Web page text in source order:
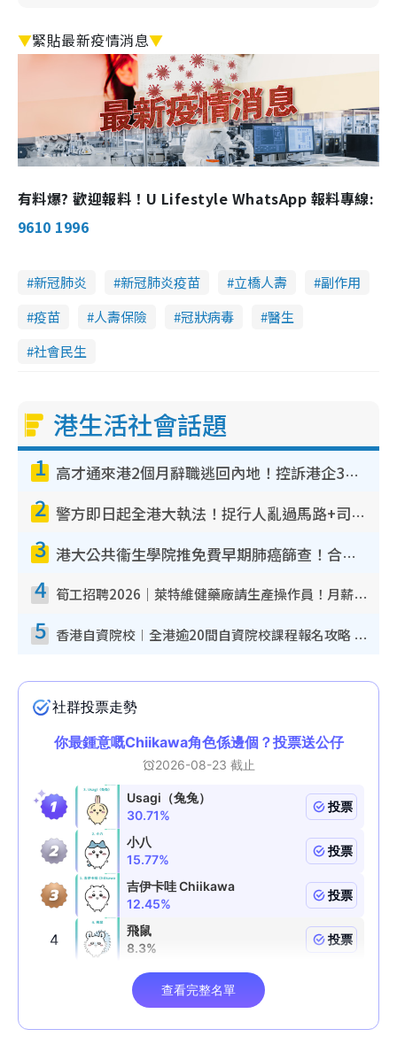
▼緊貼最新疫情消息▼
有料爆? 歡迎報料！U Lifestyle WhatsApp 報料專線:
9610 1996
新冠肺炎 新冠肺炎疫苗 立橋人壽
副作用
疫苗
人壽保險 冠狀病毒
醫生
社會民生
港生活社會話題
1 高才通來港2個月辭職逃回內地！控訴港企3宗罪 歎微管理極窒息
2 警方即日起全港大執法！捉行人亂過馬路+司機不專注駕駛！亂過馬路罰$2000
3 港大公共衞生學院推免費早期肺癌篩查！合資格人士將獲全額資助定期血液化驗／電腦斷層掃描／風險評估
4 筍工招聘2026｜萊特維健藥廠請生產操作員！月薪高達$1.7萬 冷氣廠房/五天工作/保證雙糧
5 香港自資院校︱全港逾20間自資院校課程報名攻略 留位費可退/申請日期/報名連結